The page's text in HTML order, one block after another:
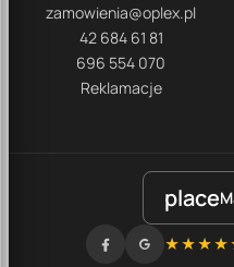
zamowienia@oplex.pl
42 684 61 81
696 554 070
Reklamacje
place